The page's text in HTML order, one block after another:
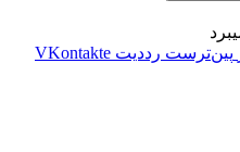
‫پین‌ترست ‫رددیت ‫VKontakte